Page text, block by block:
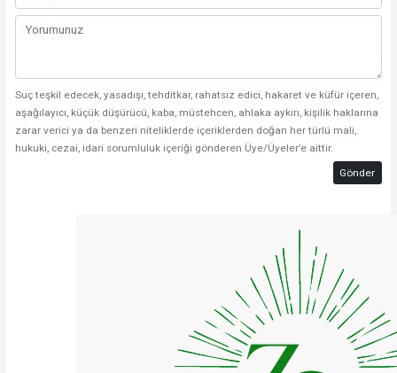
Suç teşkil edecek, yasadışı, tehditkar, rahatsız edici, hakaret ve küfür içeren,
aşağılayıcı, küçük düşürücü, kaba, müstehcen, ahlaka aykırı, kişilik haklarına
zarar verici ya da benzeri niteliklerde içeriklerden doğan her türlü mali,
hukuki, cezai, idari sorumluluk içeriği gönderen Üye/Üyeler’e aittir.
Gönder